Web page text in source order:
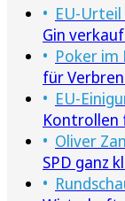
EU-Urteil
Gin
Poker im
für
EU-
Kontrollen
Oliver
SPD ganz